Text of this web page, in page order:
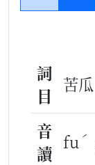
詞
目
苦瓜
音
讀
fu ˊ